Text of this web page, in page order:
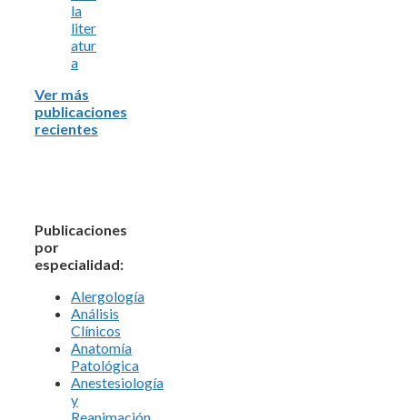
la
liter
atur
a
Ver más
publicaciones
recientes
Publicaciones
por
especialidad:
Alergología
Análisis
Clínicos
Anatomía
Patológica
Anestesiología
y
Reanimación